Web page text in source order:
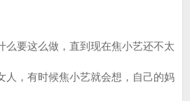
要这么做，直到现在焦小艺还不太
人，有时候焦小艺就会想，自己的妈